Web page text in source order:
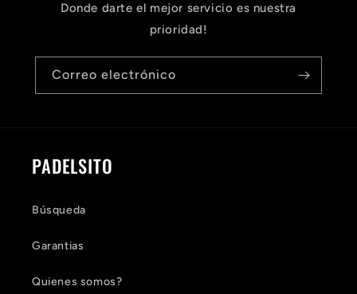
Donde darte el mejor servicio es nuestra
prioridad!
Correo electrónico
PADELSITO
Búsqueda
Garantias
Quienes somos?